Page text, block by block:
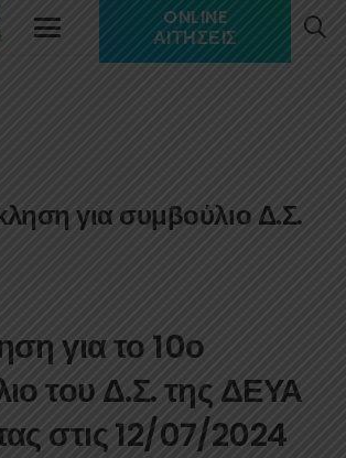
ONLINE
ΑΙΤΉΣΕΙΣ
για συμβούλιο Δ.Σ.
για το 10ο
του Δ.Σ. της ΔΕΥΑ
στις 12/07/2024